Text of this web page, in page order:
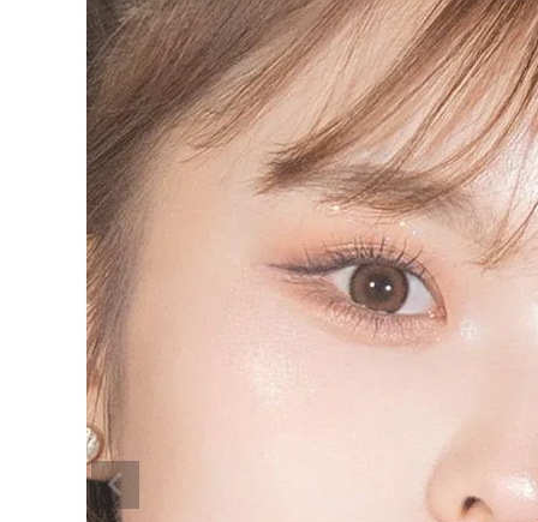
カラーマジョリティー ワンデー エク
レールブラン 14.2mm
¥ 999
配送方法について
発送について
お支払い方法について